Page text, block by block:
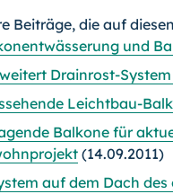
Beiträge, die auf
und
Drainrost-
Leichtbau-
Balkone für
(14.09.2011)
auf dem Dach